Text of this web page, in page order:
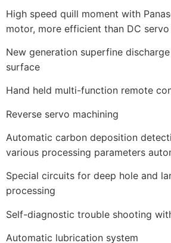
High speed quill moment with
motor, more efficient than DC
New generation superfine
surface
Hand held multi-function remote
Reverse servo machining
Automatic carbon deposition
various processing parameters
Special circuits for deep hole and
processing
Self-diagnostic trouble shooting
Automatic lubrication system